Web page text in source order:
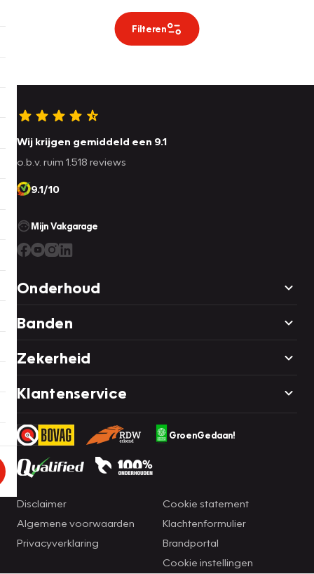
Filteren
Wij krijgen gemiddeld een 9.1
o.b.v. ruim 1.518 reviews
9.1/10
Mijn Vakgarage
Onderhoud
Banden
Zekerheid
Klantenservice
GroenGedaan!
Disclaimer
Algemene voorwaarden
Privacyverklaring
Cookie statement
Klachtenformulier
Brandportal
Cookie instellingen